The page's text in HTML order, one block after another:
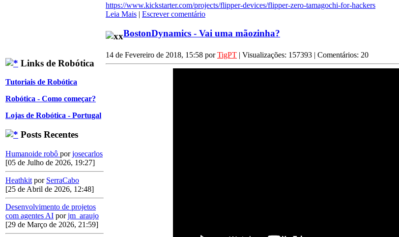
Links de Robótica
Tutoriais de Robótica
Robótica - Como começar?
Lojas de Robótica - Portugal
Posts Recentes
Humanoide robô porjosecarlos
[05 de Julho de 2026, 19:27]
Heathkit por SerraCabo
[25 de Abril de 2026, 12:48]
Desenvolvimento de projetos
com agentes AI porjm_araujo
[29 de Março de 2026, 21:59]
https://www.kickstarter.com/projects/flipper-devices/flipper-zero-tamagochi-for-hackers
Leia Mais | Escrever comentário
BostonDynamics - Vai uma mãozinha?
14 de Fevereiro de 2018, 15:58 porTigPT | Visualizações: 157393 | Comentários: 20